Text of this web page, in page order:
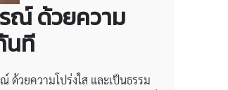
ณ์ ด้วยความ
นที
ด้วยความโปร่งใส และเป็นธรรม